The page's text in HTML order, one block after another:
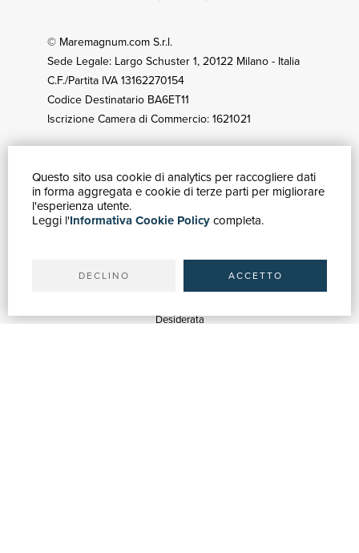
Questo sito usa cookie di analytics per raccogliere dati
in forma aggregata e cookie di terze parti per migliorare
l'esperienza utente.
Leggi l'Informativa Cookie Policycompleta.
DECLINO ACCETTO
© Maremagnum.com S.r.l.
Sede Legale: Largo Schuster 1, 20122 Milano - Italia
C.F./Partita IVA 13162270154
Codice Destinatario BA6ET11
Iscrizione Camera di Commercio: 1621021
GUIDA ACQUISTI
Catalogo
Ricerca avanzata
Spedizioni
Desiderata